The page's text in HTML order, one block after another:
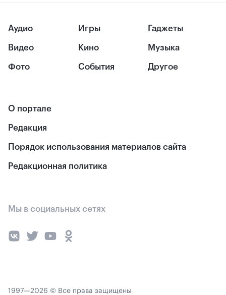
Аудио
Видео
Фото
Игры
Кино
События
Гаджеты
Музыка
Другое
О портале
Редакция
Порядок использования материалов сайта
Редакционная политика
Мы в социальных сетях
1997—2026 © Все права защищены